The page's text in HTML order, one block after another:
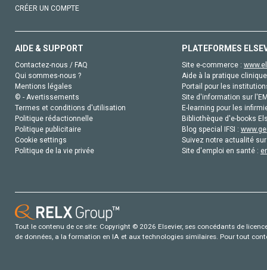
CRÉER UN COMPTE
AIDE & SUPPORT
Contactez-nous / FAQ
Qui sommes-nous ?
Mentions légales
© - Avertissements
Termes et conditions d'utilisation
Politique rédactionnelle
Politique publicitaire
Cookie settings
Politique de la vie privée
PLATEFORMES
Site e-commerce :
Aide à la pratique
Portail pour les
Site d'information sur
E-learning pour les
Bibliothèque d'e-books
Blog special IFSI :
Suivez notre actualité
Site d'emploi en santé :
Tout le contenu de ce site: Copyright © 2026 Elsevier, ses concédants de
de données, a la formation en IA et aux technologies similaires. Pour tout